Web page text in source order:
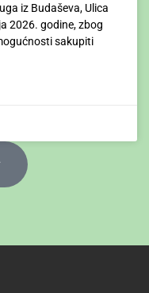
iz Budaševa, Ulica
2026. godine, zbog
sakupiti